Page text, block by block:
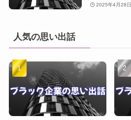
2025年4月28日
人気の思い出話